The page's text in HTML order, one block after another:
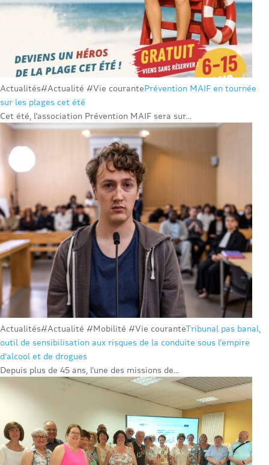
Actualités#Actualité #Vie courantePrévention MAIF en tournée
sur les plages cet été
Cet été, l’association Prévention MAIF sera sur...
Actualités#Actualité #Mobilité #Vie couranteTribunal pas banal,
outil de sensibilisation aux risques de la conduite sous l’empire
d’alcool et de drogues
Depuis plus de 45 ans, l’une des missions de...